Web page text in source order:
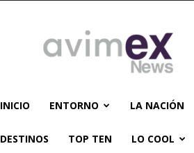
NEWS
INICIO ENTORNO LA NACIÓN
DESTINOS TOP TEN LO COOL